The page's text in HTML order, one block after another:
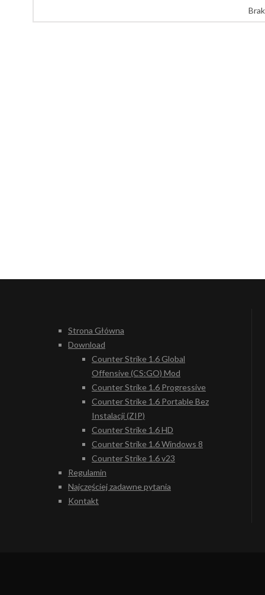
Strona Główna
Download
Counter Strike 1.6 Global
Offensive (CS:GO) Mod
Counter Strike 1.6 Progressive
Counter Strike 1.6 Portable Bez
Instalacji (ZIP)
Counter Strike 1.6 HD
Counter Strike 1.6 Windows 8
Counter Strike 1.6 v23
Regulamin
Najczęściej zadawne pytania
Kontakt